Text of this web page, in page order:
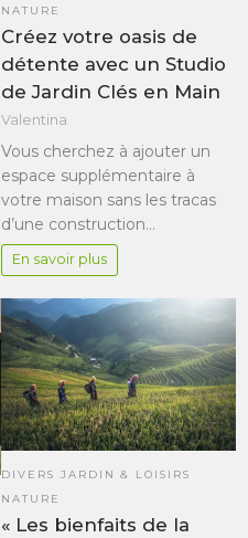
NATURE
Créez votre oasis de
détente avec un Studio
de Jardin Clés en Main
Valentina
Vous cherchez à ajouter un
espace supplémentaire à
votre maison sans les tracas
d’une construction…
En savoir plus
DIVERS JARDIN & LOISIRS
NATURE
« Les bienfaits de la